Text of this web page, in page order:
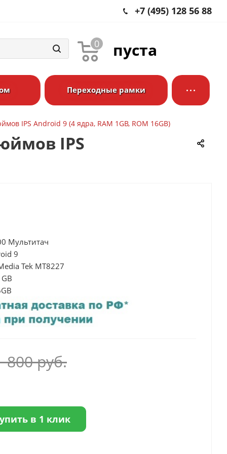
+7 (495) 128 56 88
пуста
0
Переходные рамки
IPS Android 9 (4 ядра, RAM 1GB, ROM 16GB)
IPS
Мультитач
9
Tek MT8227
800руб.
в 1 клик